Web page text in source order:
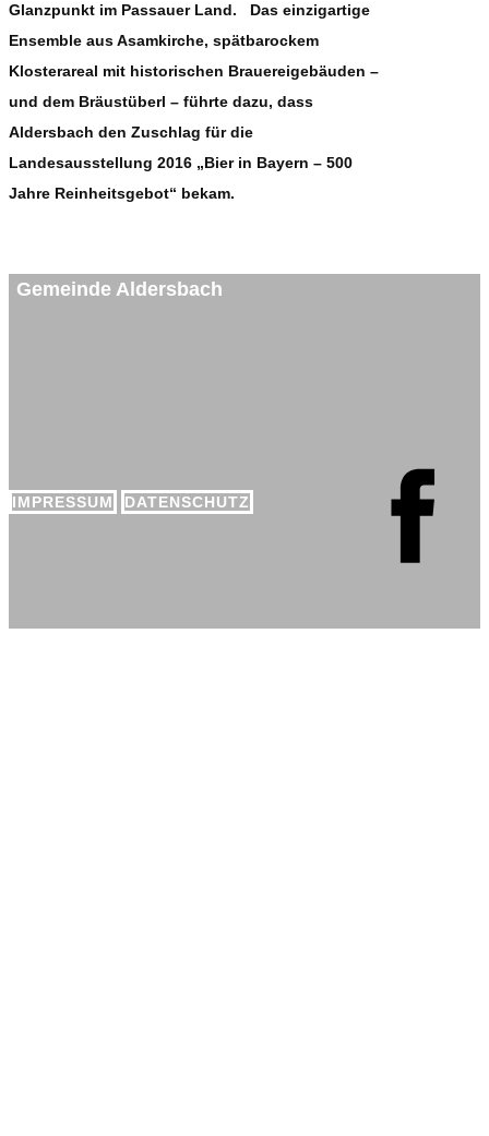
Glanzpunkt im Passauer Land. Das einzigartige
Ensemble aus Asamkirche, spätbarockem
Klosterareal mit historischen Brauereigebäuden –
und dem Bräustüberl – führte dazu, dass
Aldersbach den Zuschlag für die
Landesausstellung 2016 „Bier in Bayern – 500
Jahre Reinheitsgebot“ bekam.
Gemeinde Aldersbach
IMPRESSUM DATENSCHUTZ